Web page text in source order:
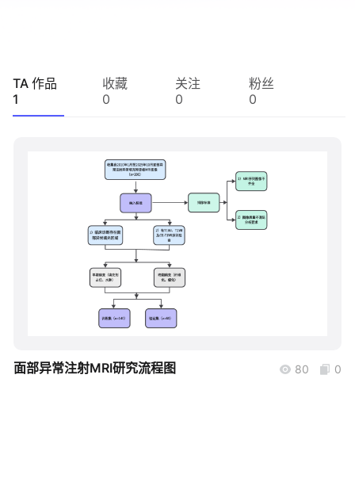
知识分享社区
TA 作品
1
收藏
0
关注
0
粉丝
0
boardmix
面部异常注射MRI研究流程图 80 0